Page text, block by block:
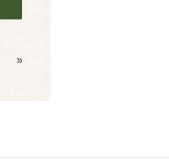
»